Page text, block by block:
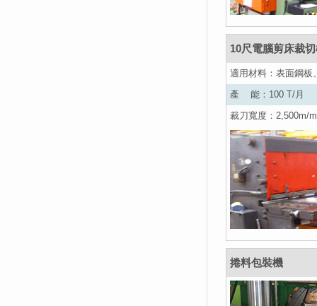
10尺電腦剪床裁
適用材料：表面鋼板
產 能：100 T/月
裁刀寬度：2,500m/
捲料包裝機